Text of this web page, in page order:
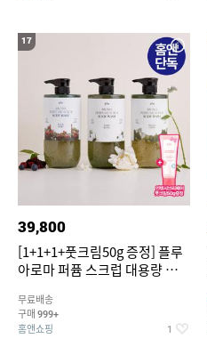
17
39,800
[1+1+1+풋크림50g 증정] 플루
아로마 퍼퓸 스크럽 대용량 바디
무료배송
구매 999+
홈앤쇼핑 1